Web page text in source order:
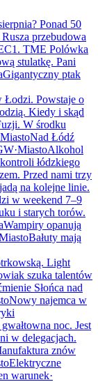
Ponad 50
przebudowa
TME Polówka
stulatkę. Pani
Gigantyczny ptak
Łodzi. Powstaje o
Kiedy i skąd
W środku
MiastoNad Łódź
·MiastoAlkohol
łódzkiego
Przed nami trzy
na kolejne linie.
w weekend 7–9
i starych torów.
Wampiry opanują
Bałuty mają
Light
szuka talentów
Słońca nad
Nowy najemca w
noc. Jest
w delegacjach.
znów
Elektryczne
warunek·